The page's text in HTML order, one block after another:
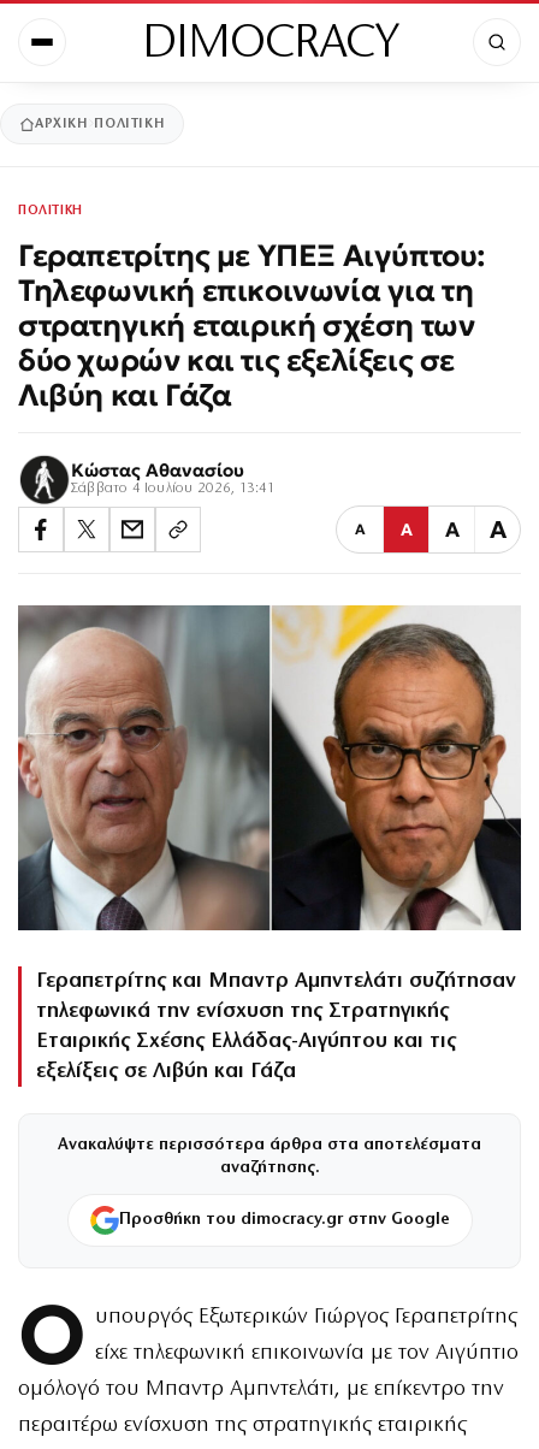
DIMOCRACY
ΑΡΧΙΚΉ ΠΟΛΙΤΙΚΗ
ΠΟΛΙΤΙΚΗ
Γεραπετρίτης με ΥΠΕΞ Αιγύπτου:
Τηλεφωνική επικοινωνία για τη
στρατηγική εταιρική σχέση των
δύο χωρών και τις εξελίξεις σε
Λιβύη και Γάζα
Κώστας Αθανασίου
Σάββατο 4 Ιουλίου 2026, 13:41
Α Α Α Α
Γεραπετρίτης και Μπαντρ Αμπντελάτι συζήτησαν
τηλεφωνικά την ενίσχυση της Στρατηγικής
Εταιρικής Σχέσης Ελλάδας-Αιγύπτου και τις
εξελίξεις σε Λιβύη και Γάζα
Ανακαλύψτε περισσότερα άρθρα στα αποτελέσματα
αναζήτησης.
Προσθήκη του dimocracy.gr στην Google
Ο υπουργός Εξωτερικών Γιώργος Γεραπετρίτης
είχε τηλεφωνική επικοινωνία με τον Αιγύπτιο
ομόλογό του Μπαντρ Αμπντελάτι, με επίκεντρο την
περαιτέρω ενίσχυση της στρατηγικής εταιρικής